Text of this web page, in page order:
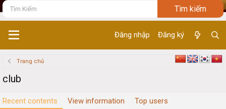
Đăng nhập Đăng ký
Trang chủ
club
Recent contents View information Top users